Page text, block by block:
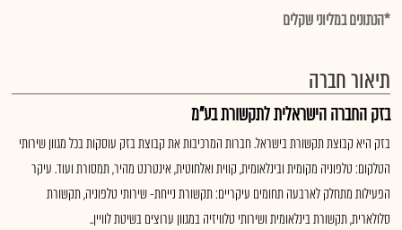
*הנתונים במליוני שקלים
תיאור חברה
בזק החברה הישראלית לתקשורת בע"מ
בזק היא קבוצת תקשורת בישראל. חברות המרכיבות את קבוצת בזק עוסקות בכל מגוון שירותי
הטלקום: טלפוניה מקומית ובינלאומית, קווית ואלחוטית, אינטרנט מהיר, תמסורת ועוד. עיקר
הפעילות מתחלק לארבעה תחומים עיקריים: תקשורת נייחת- שירותי טלפוניה, תקשורת
סלולארית, תקשורת בינלאומית ושירותי טלוויזיה במגוון ערוצים בשיטת לוויין..